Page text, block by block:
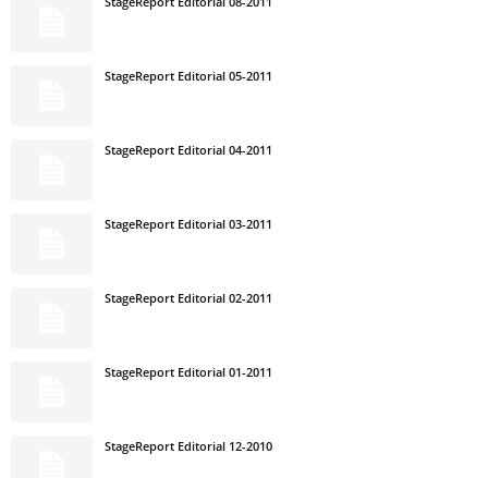
StageReport Editorial 05-2011
StageReport Editorial 04-2011
StageReport Editorial 03-2011
StageReport Editorial 02-2011
StageReport Editorial 01-2011
StageReport Editorial 12-2010